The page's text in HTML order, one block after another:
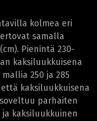
kolmea eri
samalla
Pienintä 230-
kaksiluukkuisena
250 ja 285
että kaksiluukkuisena
parhaiten
kaksiluukkuinen